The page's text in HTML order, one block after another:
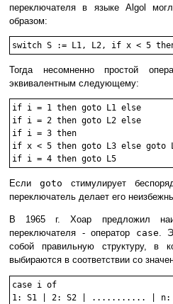
переключателя в языке Algol
образом:
Тогда несомненно простой
эквивалентным следующему:
if i = 1 then goto L1 else
if i = 2 then goto L2 else
if i = 3 then
if x < 5 then goto L3 else goto
Если goto стимулирует
переключатель делает его
В 1965 г. Хоар предложил
переключателя - оператор case .
собой правильную структуру, в
выбираются в соответствии со
case i of
1: S1 | 2: S2 | ........... | n: